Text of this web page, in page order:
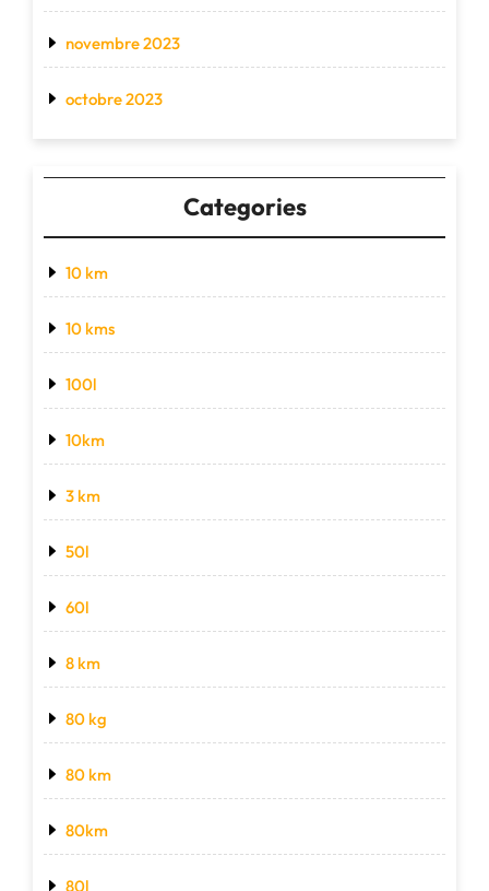
novembre 2023
octobre 2023
Categories
10 km
10 kms
100l
10km
3 km
50l
60l
8 km
80 kg
80 km
80km
80l